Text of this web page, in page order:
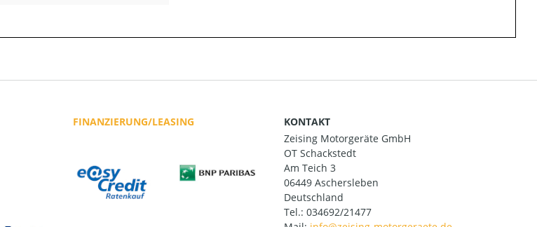
FINANZIERUNG/LEASING
KONTAKT
Zeising Motorgeräte GmbH
OT Schackstedt
Am Teich 3
06449 Aschersleben
Deutschland
Tel.: 034692/21477